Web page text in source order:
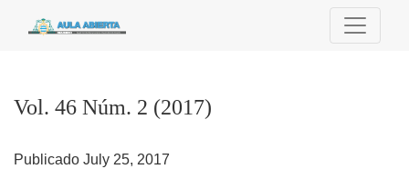
Vol. 46 Núm. 2 (2017): Educación Inclusiva: Avances
Vol. 46 Núm. 2 (2017)
Publicado July 25, 2017